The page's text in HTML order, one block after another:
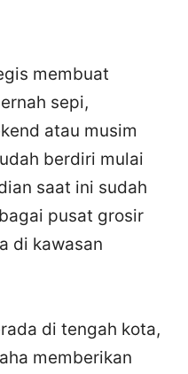
membuat
sepi,
atau musim
berdiri mulai
saat ini sudah
pusat grosir
di kawasan
di tengah kota,
memberikan